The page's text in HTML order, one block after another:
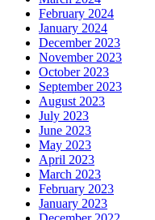
February 2024
January 2024
December 2023
November 2023
October 2023
September 2023
August 2023
July 2023
June 2023
May 2023
April 2023
March 2023
February 2023
January 2023